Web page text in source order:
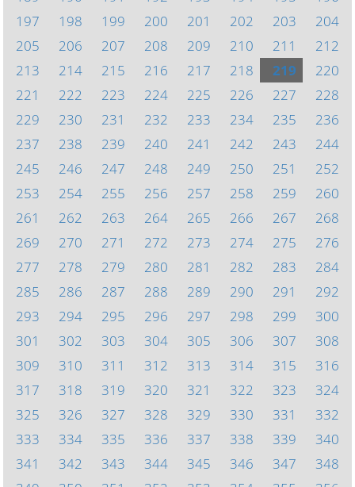
197
198 199 200 201 202 203
204
205
206 207 208 209 210 211
212
213
214 215 216 217 218 219
220
221
222 223 224 225 226 227
228
229
230 231 232 233 234 235
236
237
238 239 240 241 242 243
244
245
246 247 248 249 250 251
252
253
254 255 256 257 258 259
260
261
262 263 264 265 266 267
268
269
270 271 272 273 274 275
276
277
278 279 280 281 282 283
284
285
286 287 288 289 290 291
292
293
294 295 296 297 298 299
300
301
302 303 304 305 306 307
308
309
310 311 312 313 314 315
316
317
318 319 320 321 322 323
324
325
326 327 328 329 330 331
332
333
334 335 336 337 338 339
340
341
342 343 344 345 346 347
348